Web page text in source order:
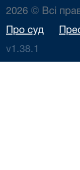
2026 © Всі
Про суд
v1.38.1